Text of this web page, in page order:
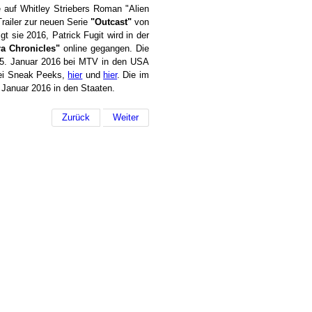
auf Whitley Striebers Roman "Alien
zur neuen Serie "Outcast"von
sie 2016, Patrick Fugit wird in der
Chronicles" online gegangen. Die
Januar 2016 bei MTV in den USA
Sneak Peeks, hierund hier. Die im
2016 in den Staaten.
Zurück Weiter